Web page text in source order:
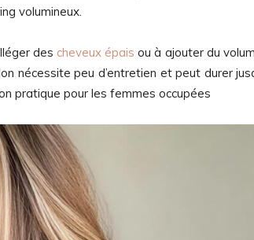
volumineux.
des cheveux épais ou à ajouter du
nécessite peu d’entretien et peut durer
pratique pour les femmes occupées​